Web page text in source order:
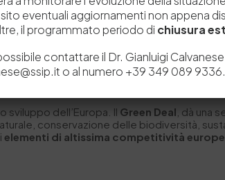
ci pensa
, Coordinatore del
sviluppo dell’Europa. Il Green Deal , dà una
conservazione delle biodiversità,
elementi di altissima competitività
eventuali aggiornamenti non appena
il programmato periodo di chiusura
contattare il Dr. Gianluigi Calvanese
o al numero +39 349 089 9336.